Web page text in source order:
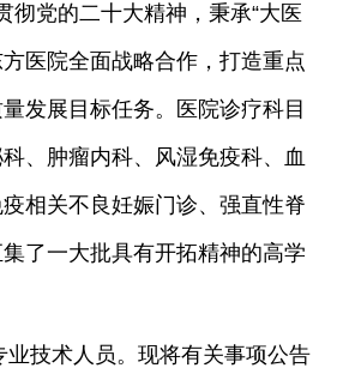
党的二十大精神，秉承“大医
医院全面战略合作，打造重点
发展目标任务。医院诊疗科目
、肿瘤内科、风湿免疫科、血
相关不良妊娠门诊、强直性脊
了一大批具有开拓精神的高学
技术人员。现将有关事项公告